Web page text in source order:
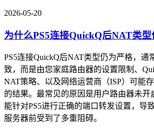
2026-05-20
为什么PS5连接QuickQ后NAT类型
PS5连接QuickQ后NAT类型仍为严格，通
致，而是由您家庭路由器的设置限制、
NAT策略、以及网络运营商（ISP）可能
的结果。最常见的原因是用户路由器未开
能针对PS5进行正确的端口转发设置，导
服务器前受到了多重阻碍。